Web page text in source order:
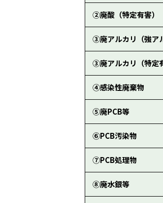
②廃酸（特定有害）
③廃アルカリ（強ア
③廃アルカリ（特定
④感染性廃棄物
⑤廃PCB等
⑥PCB汚染物
⑦PCB処理物
⑧廃水銀等